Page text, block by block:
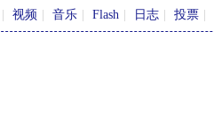
视频 音乐 Flash 日志 投票